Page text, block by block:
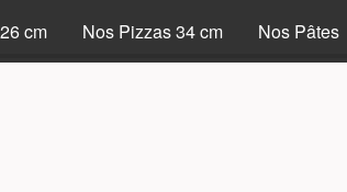
cm Nos Pizzas 34 cm Nos Pâtes